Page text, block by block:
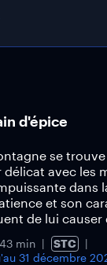
d'épice
se
avec les
dans
et son
de lui causer
43 min
STC
31 décembre